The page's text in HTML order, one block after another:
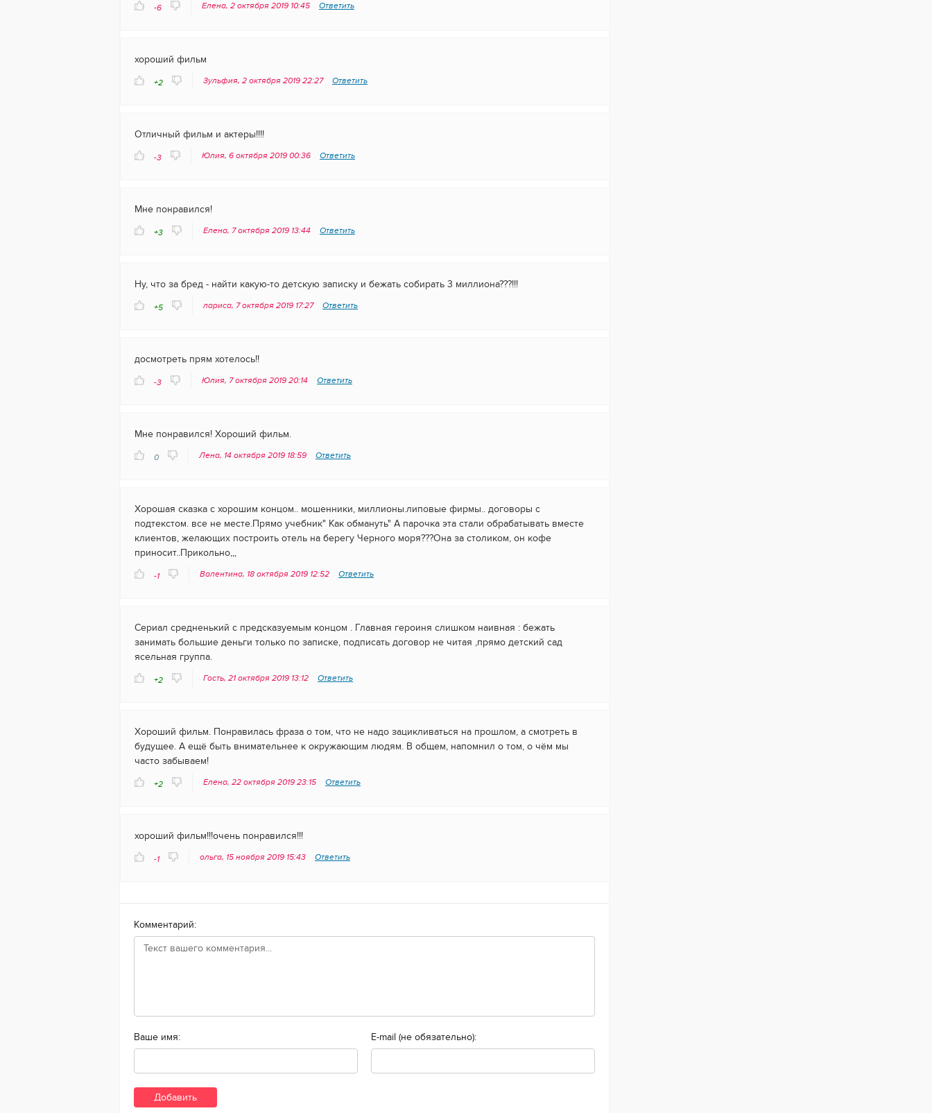
-6 Елена, 2 октября 2019 10:45 Ответить
хороший фильм
+2 Зульфия, 2 октября 2019 22:27 Ответить
Отличный фильм и актеры!!!!
-3 Юлия, 6 октября 2019 00:36 Ответить
Мне понравился!
+3 Елена, 7 октября 2019 13:44 Ответить
Ну, что за бред - найти какую-то детскую записку и бежать собирать 3 миллиона???!!!
+5 лариса, 7 октября 2019 17:27 Ответить
досмотреть прям хотелось!!
-3 Юлия, 7 октября 2019 20:14 Ответить
Мне понравился! Хороший фильм.
0 Лена, 14 октября 2019 18:59 Ответить
Хорошая сказка с хорошим концом.. мошенники, миллионы.липовые фирмы.. договоры с
подтекстом. все не месте.Прямо учебник" Как обмануть" А парочка эта стали обрабатывать вместе
клиентов, желающих построить отель на берегу Черного моря???Она за столиком, он кофе
приносит..Прикольно,,,
-1 Валентина, 18 октября 2019 12:52 Ответить
Сериал средненький с предсказуемым концом . Главная героиня слишком наивная : бежать
занимать большие деньги только по записке, подписать договор не читая ,прямо детский сад
ясельная группа.
+2 Гость, 21 октября 2019 13:12 Ответить
Хороший фильм. Понравилась фраза о том, что не надо зацикливаться на прошлом, а смотреть в
будущее. А ещё быть внимательнее к окружающим людям. В общем, напомнил о том, о чём мы
часто забываем!
+2 Елена, 22 октября 2019 23:15 Ответить
хороший фильм!!!очень понравился!!!
-1 ольга, 15 ноября 2019 15:43 Ответить
Комментарий:
Ваше имя: E-mail (не обязательно):